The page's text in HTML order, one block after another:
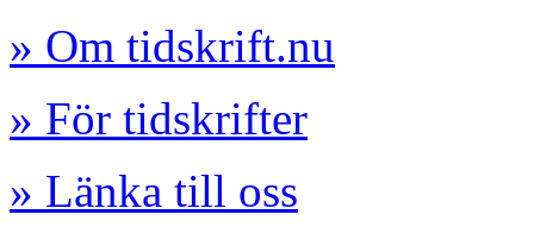
» Om tidskrift.nu
» För tidskrifter
» Länka till oss